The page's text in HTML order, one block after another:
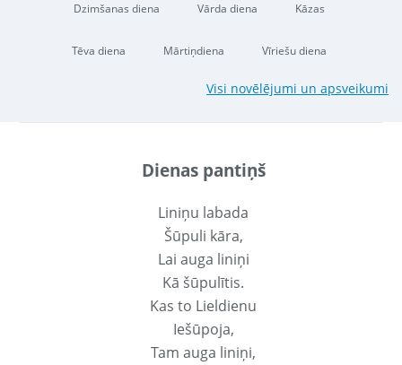
Dzimšanas diena Vārda diena Kāzas
Tēva diena Mārtiņdiena Vīriešu diena
Visi novēlējumi un apsveikumi
Dienas pantiņš
Liniņu labada
Šūpuli kāra,
Lai auga liniņi
Kā šūpulītis.
Kas to Lieldienu
Iešūpoja,
Tam auga liniņi,